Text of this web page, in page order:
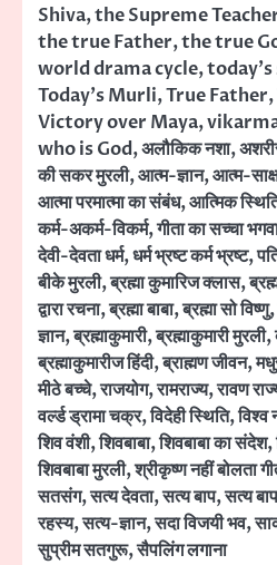
Shiva,the Supreme
the true Father,the true
world drama cycle,today's
Today’s Murli,True Father,
Victory over Maya,
who is God,अलौकिक नशा,
की सकर मुरली,आत्म-ज्ञान,आत्म-
आत्मा परमात्मा का संबंध,आत्मिक
कर्म-अकर्म-विकर्म,गीता का सच्चा
देवी-देवता धर्म,धर्म भ्रष्ट कर्म भ्रष्ट,
बीके मुरली,ब्रह्मा कुमारिज क्लास,
द्वारा रचना,ब्रह्मा बाबा,ब्रह्मा सो विष्णु,
ज्ञान,ब्रह्माकुमारी,ब्रह्माकुमारी मुरली,
ब्रह्माकुमारीज हिंदी,ब्राह्मण जीवन,
मीठे बच्चे,राजयोग,रामराज्य,रावण
वर्ल्ड ड्रामा चक्र,विदेही स्थिति,
शिव वंशी,शिवबाबा,शिवबाबा का संदेश,
शिवबाबा मुरली,श्रीकृष्ण नहीं बोलता
सतसंग,सत्य देवता,सत्य बाप,सत्य
रहस्य,सत्य-ज्ञान,सदा विजयी भव,
सुप्रीम सतगुरू,सैपलिंग लगाना